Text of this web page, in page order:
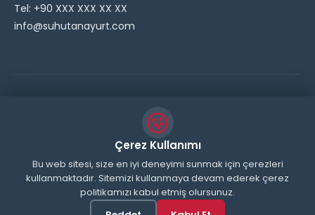
Tel: +90 XXX XXX XX XX
info@suhutanayurt.com
Çerez Kullanımı
Bu web sitesi, size en iyi deneyimi sunmak için çerezleri
kullanmaktadır. Sitemizi kullanmaya devam ederek çerez
politikamızı kabul etmiş olursunuz.
// Side Widget Resim Fix (Dosya önbelleğini aşmak için
inline ekliyoruz) function suhut_widget_image_fix() {
echo ''; } add_action('wp_head',
'suhut_widget_image_fix'); // JavaScript ile sticky